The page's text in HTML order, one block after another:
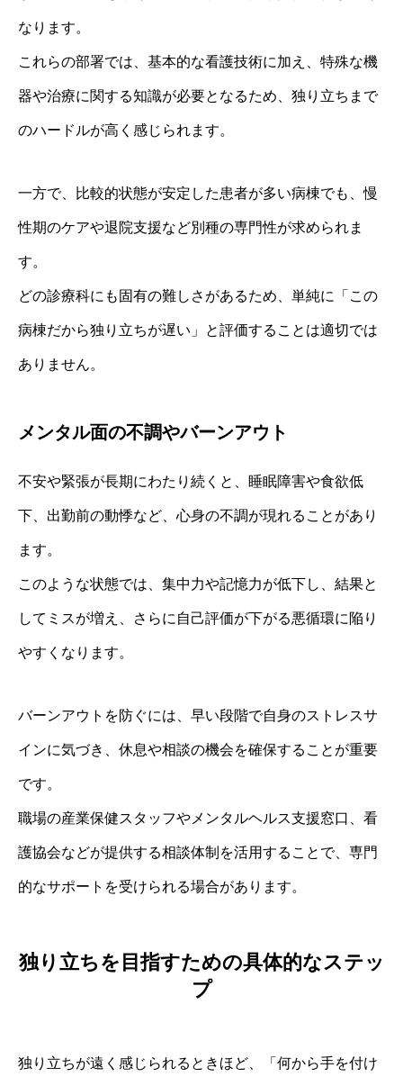
なります。
これらの部署では、基本的な看護技術に加え、特殊な機
器や治療に関する知識が必要となるため、独り立ちまで
のハードルが高く感じられます。
一方で、比較的状態が安定した患者が多い病棟でも、慢
性期のケアや退院支援など別種の専門性が求められま
す。
どの診療科にも固有の難しさがあるため、単純に「この
病棟だから独り立ちが遅い」と評価することは適切では
ありません。
メンタル面の不調やバーンアウト
不安や緊張が長期にわたり続くと、睡眠障害や食欲低
下、出勤前の動悸など、心身の不調が現れることがあり
ます。
このような状態では、集中力や記憶力が低下し、結果と
してミスが増え、さらに自己評価が下がる悪循環に陥り
やすくなります。
バーンアウトを防ぐには、早い段階で自身のストレスサ
インに気づき、休息や相談の機会を確保することが重要
です。
職場の産業保健スタッフやメンタルヘルス支援窓口、看
護協会などが提供する相談体制を活用することで、専門
的なサポートを受けられる場合があります。
独り立ちを目指すための具体的なステッ
プ
独り立ちが遠く感じられるときほど、「何から手を付け